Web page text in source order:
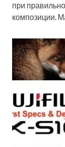
при
композиции.